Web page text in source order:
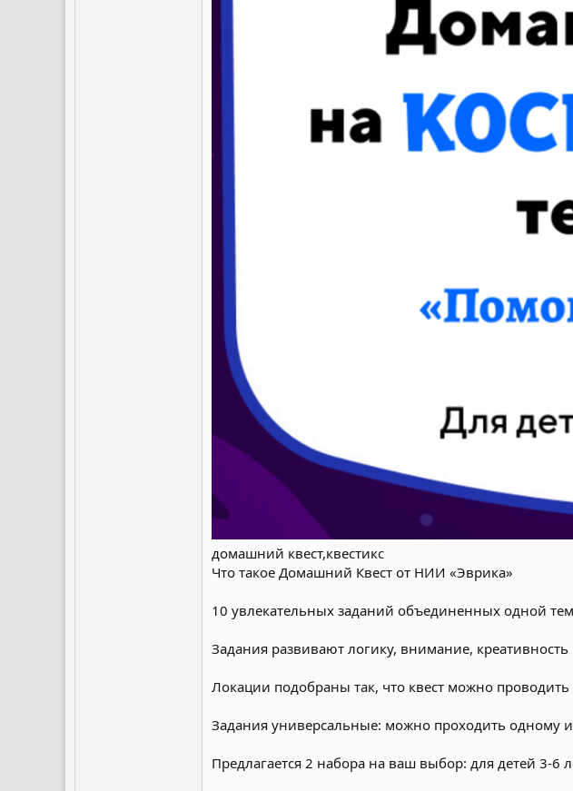
домашний квест,квестикс
Что такое Домашний Квест от НИИ «Эврика»
10 увлекательных заданий объединенных одной
Задания развивают логику, внимание, креативность
Локации подобраны так, что квест можно
Задания универсальные: можно проходить одному
Предлагается 2 набора на ваш выбор: для детей 3-6